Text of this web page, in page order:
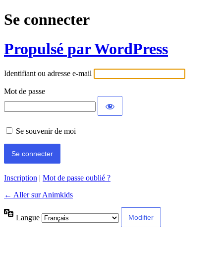
Se connecter
Propulsé par WordPress
Identifiant ou adresse e-mail
Mot de passe
Se souvenir de moi
Inscription | Mot de passe oublié ?
← Aller sur Animkids
Langue